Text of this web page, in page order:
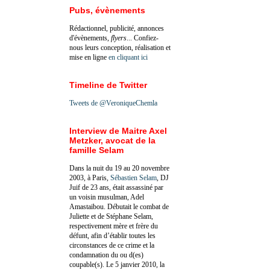
Pubs, évènements
Rédactionnel, publicité, annonces
d'évènements, flyers ... Confiez-
nous leurs conception, réalisation et
mise en ligne en cliquant ici
Timeline de Twitter
Tweets de @VeroniqueChemla
Interview de Maitre Axel
Metzker, avocat de la
famille Selam
Dans la nuit du 19 au 20 novembre
2003, à Paris, Sébastien Selam , DJ
Juif de 23 ans, était assassiné par
un voisin musulman, Adel
Amastaibou. Débutait le combat de
Juliette et de Stéphane Selam,
respectivement mère et frère du
défunt, afin d’établir toutes les
circonstances de ce crime et la
condamnation du ou d(es)
coupable(s). Le 5 janvier 2010, la